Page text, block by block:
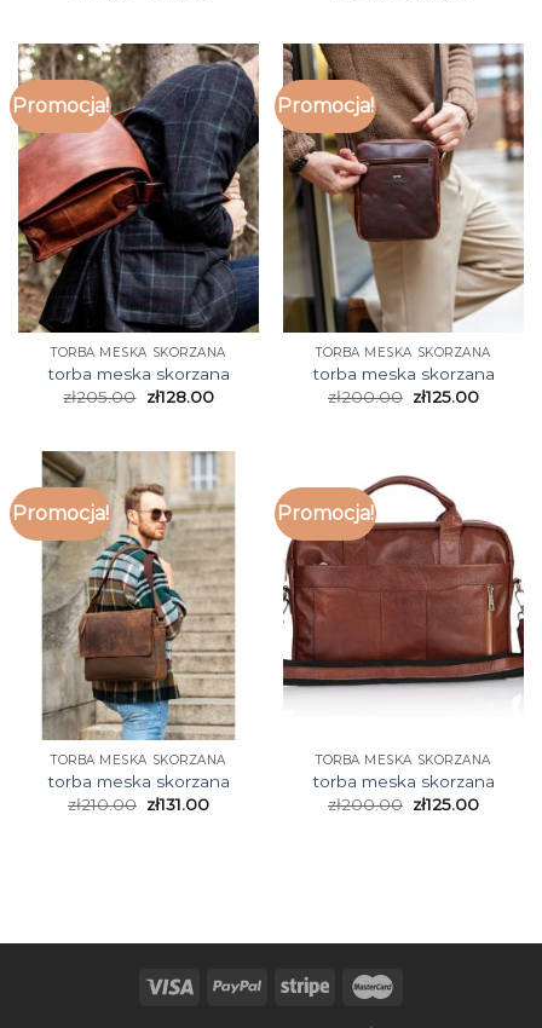
Promocja!
TORBA MESKA SKORZANA
torba meska skorzana
zł205.00 zł128.00
Promocja!
TORBA MESKA SKORZANA
torba meska skorzana
zł200.00 zł125.00
Promocja!
TORBA MESKA SKORZANA
torba meska skorzana
zł210.00 zł131.00
Promocja!
TORBA MESKA SKORZANA
torba meska skorzana
zł200.00 zł125.00